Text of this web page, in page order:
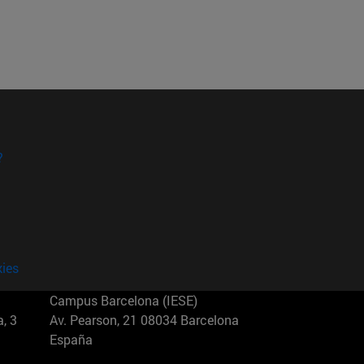
3
Campus Barcelona (IESE)
Av. Pearson, 21 08034 Barcelona
España